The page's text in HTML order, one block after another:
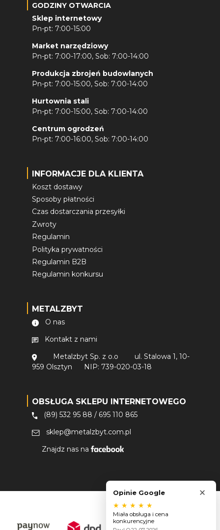
GODZINY OTWARCIA
Sklep internetowy
Pn-pt: 7:00-15:00
Market narzędziowy
Pn-pt: 7:00-17:00, Sob: 7:00-14:00
Produkcja zbrojeń budowlanych
Pn-pt: 7:00-15:00, Sob: 7:00-14:00
Hurtownia stali
Pn-pt: 7:00-15:00, Sob: 7:00-14:00
Centrum ogrodzeń
Pn-pt: 7:00-16:00, Sob: 7:00-14:00
INFORMACJE DLA KLIENTA
Koszt dostawy
Sposoby płatności
Czas dostarczania przesyłki
Zwroty
Regulamin
Polityka prywatności
Regulamin B2B
Regulamin konkursu
METALZBYT
O nas
Kontakt z nami
Metalzbyt Sp. z o.o
ul. Stalowa 1, 10-
959 Olsztyn
NIP: 739-020-03-18
OBSŁUGA SKLEPU INTERNETOWEGO
(89) 532 95 88 / 695 110 865
sklep@metalzbyt.com.pl
Znajdz nas na
Opinie Google ×
★ ★ ★ ★ ★
Miała obsługa i cena
konkurencyjne